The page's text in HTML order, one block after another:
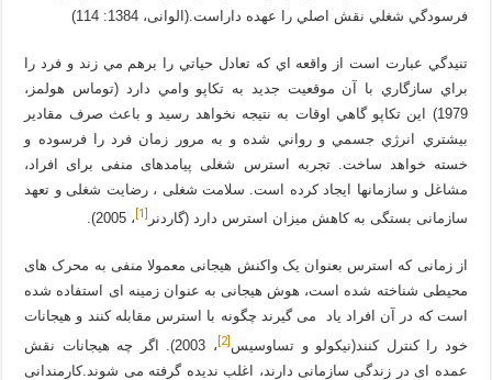
فرسودگي شغلي نقش اصلي را عهده داراست.(الوانی، 1384: 114)
تنيدگي عبارت است از واقعه اي كه تعادل حياتي را برهم مي زند و فرد را
براي سازگاري با آن موقعيت جديد به تكاپو وامي دارد (توماس هولمز،
1979) اين تكاپو گاهي اوقات به نتيجه نخواهد رسيد و باعث صرف مقادير
بيشتري انرژي جسمي و رواني شده و به مرور زمان فرد را فرسوده و
خسته خواهد ساخت. تجربه استرس شغلی پیامدهای منفی برای افراد،
مشاغل و سازمانها ایجاد کرده است. سلامت شغلی ، رضایت شغلی و تعهد
سازمانی بستگی به کاهش میزان استرس دارد (گاردنر [1] ، 2005).
از زمانی که استرس بعنوان یک واکنش هیجانی معمولا منفی به محرک های
محیطی شناخته شده است، هوش هیجانی به عنوان زمینه ای استفاده شده
است که در آن افراد یاد می گیرند چگونه با استرس مقابله کنند و هیجانات
خود را کنترل کنند(نیکولو و تساوسیس[2]
، 2003). اگر چه هیجانات نقش
عمده ای در زندگی سازمانی دارند، اغلب ندیده گرفته می شوند.کارمندانی